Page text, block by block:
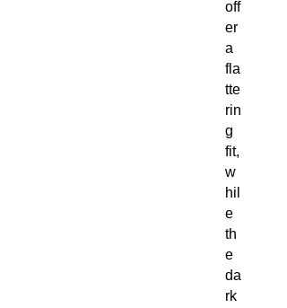
off
er
a
fla
tte
rin
g
fit,
w
hil
e
th
e
da
rk